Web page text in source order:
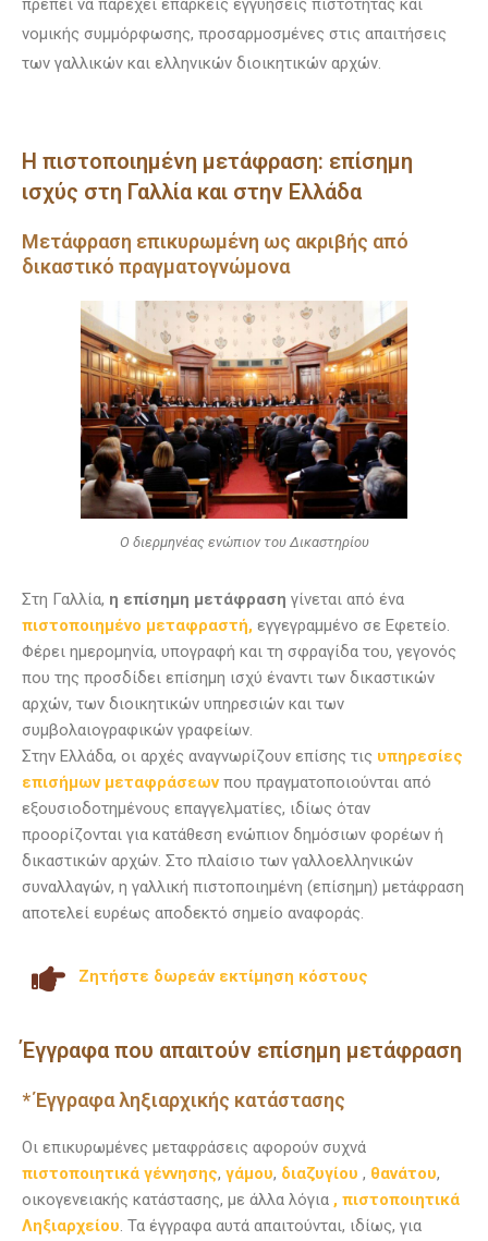
νομικής συμμόρφωσης, προσαρμοσμένες στις απαιτήσεις
των γαλλικών και ελληνικών διοικητικών αρχών.
Η πιστοποιημένη μετάφραση: επίσημη
ισχύς στη Γαλλία και στην Ελλάδα
Μετάφραση επικυρωμένη ως ακριβής από
δικαστικό πραγματογνώμονα
Ο διερμηνέας ενώπιον του Δικαστηρίου
Στη Γαλλία, η επίσημη μετάφραση γίνεται από ένα
πιστοποιημένο μεταφραστή, εγγεγραμμένο σε Εφετείο.
Φέρει ημερομηνία, υπογραφή και τη σφραγίδα του, γεγονός
που της προσδίδει επίσημη ισχύ έναντι των δικαστικών
αρχών, των διοικητικών υπηρεσιών και των
συμβολαιογραφικών γραφείων.
Στην Ελλάδα, οι αρχές αναγνωρίζουν επίσης τις υπηρεσίες
επισήμων μεταφράσεωνπου πραγματοποιούνται από
εξουσιοδοτημένους επαγγελματίες, ιδίως όταν
προορίζονται για κατάθεση ενώπιον δημόσιων φορέων ή
δικαστικών αρχών. Στο πλαίσιο των γαλλοελληνικών
συναλλαγών, η γαλλική πιστοποιημένη (επίσημη) μετάφραση
αποτελεί ευρέως αποδεκτό σημείο αναφοράς.
Ζητήστε δωρεάν εκτίμηση κόστους
Έγγραφα που απαιτούν επίσημη μετάφραση
* Έγγραφα ληξιαρχικής κατάστασης
Οι επικυρωμένες μεταφράσεις αφορούν συχνά
πιστοποιητικά γέννησης, γάμου, διαζυγίου , θανάτου,
οικογενειακής κατάστασης, με άλλα λόγια , πιστοποιητικά
Ληξιαρχείου. Τα έγγραφα αυτά απαιτούνται, ιδίως, για